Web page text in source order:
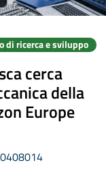
di ricerca e sviluppo
cerca
della
Europe